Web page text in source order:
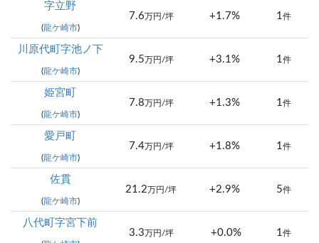
字立野
(龍ケ崎市)
7.6 万円/坪 +1.7% 1件
川原代町字池ノ下
(龍ケ崎市)
9.5 万円/坪 +3.1% 1件
姫宮町
(龍ケ崎市)
7.8 万円/坪 +1.3% 1件
愛戸町
(龍ケ崎市)
7.4万円/坪 +1.8% 1件
佐貫
(龍ケ崎市)
21.2 万円/坪 +2.9% 5件
八代町字宮下前
3.3 万円/坪 +0.0% 1件